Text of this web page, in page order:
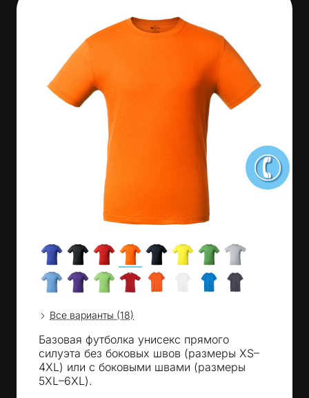
Все варианты (18)
Базовая футболка унисекс прямого
силуэта без боковых швов (размеры XS–
4XL) или с боковыми швами (размеры
5XL–6XL).